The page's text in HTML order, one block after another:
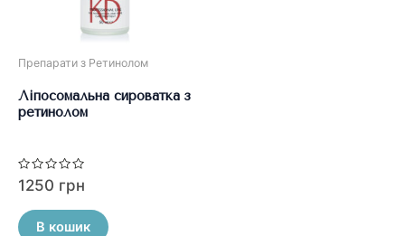
Препарати з Ретинолом
Ліпосомальна сироватка з
ретинолом
Оцінено
в
з
5
1250 грн
В кошик